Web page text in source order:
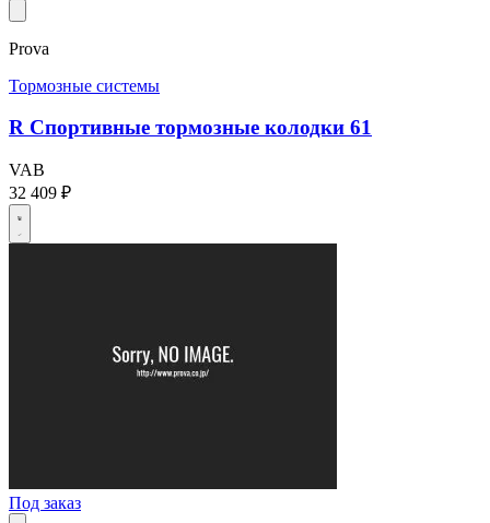
Prova
Тормозные системы
R Спортивные тормозные колодки 61
VAB
32 409 ₽
Под заказ